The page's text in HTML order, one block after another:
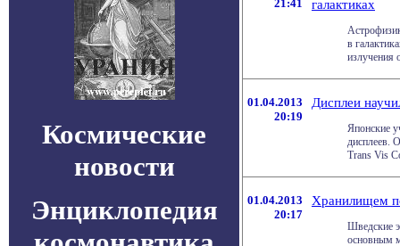
Космические
новости
Энциклопедия
21:41
галактиках
в
излучения
01.04.2013
20:19
Дисплеи
Японские
дисплеев.
Trans Vis
01.04.2013
20:17
Хранилищем
Шведские
основным